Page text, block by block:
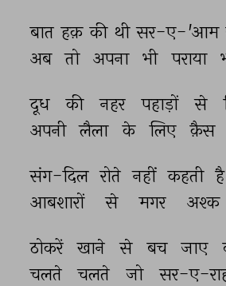
बात हक़ की थी सर-ए-'आम
अब तो अपना भी पराया
दूध की नहर पहाड़ों से
अपनी लैला के लिए क़ैस
संग-दिल रोते नहीं कहती है
आबशारों
से मगर अश्क
ठोकरें खाने से बच जाए
चलते
चलते जो सर-ए-